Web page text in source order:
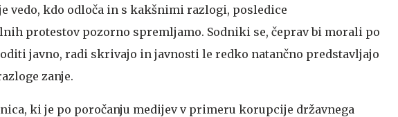
vedo, kdo odloča in s kakšnimi razlogi, posledice
protestov pozorno spremljamo. Sodniki se, čeprav bi morali po
javno, radi skrivajo in javnosti le redko natančno predstavljajo
zanje.
ki je po poročanju medijev v primeru korupcije državnega